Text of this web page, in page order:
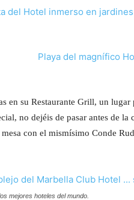
en su Restaurante Grill, un
no dejéis de pasar antes de
con el mismísimo Conde
mejores hoteles del mundo.